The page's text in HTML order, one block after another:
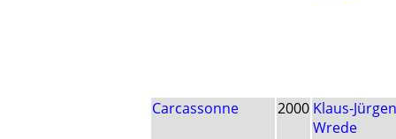
Carcassonne 2000 Klaus-Jürgen
Wrede